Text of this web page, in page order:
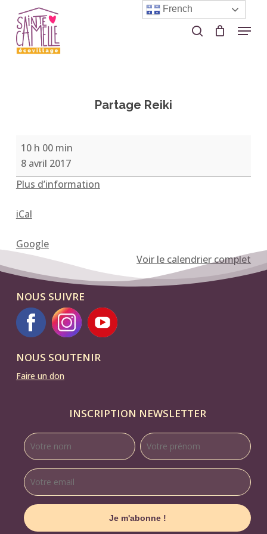
main
content
search Menu
Partage Reiki
Partage
Reiki
10 h 00 min
8 avril 2017
Plus d’information
iCal
Google
Voir le calendrier complet
NOUS SUIVRE
NOUS SOUTENIR
Faire un don
INSCRIPTION NEWSLETTER
Close
French